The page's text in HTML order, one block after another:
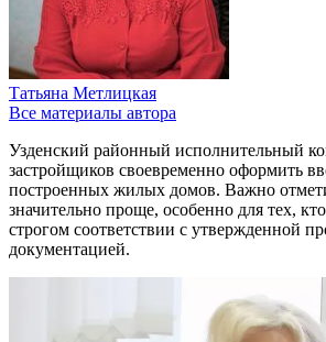
Татьяна Метлицкая
Все материалы автора
Узденский районный исполнительный
застройщиков своевременно оформить
построенных жилых домов. Важно
значительно проще, особенно для тех,
строгом соответствии с утвержденной
документацией.